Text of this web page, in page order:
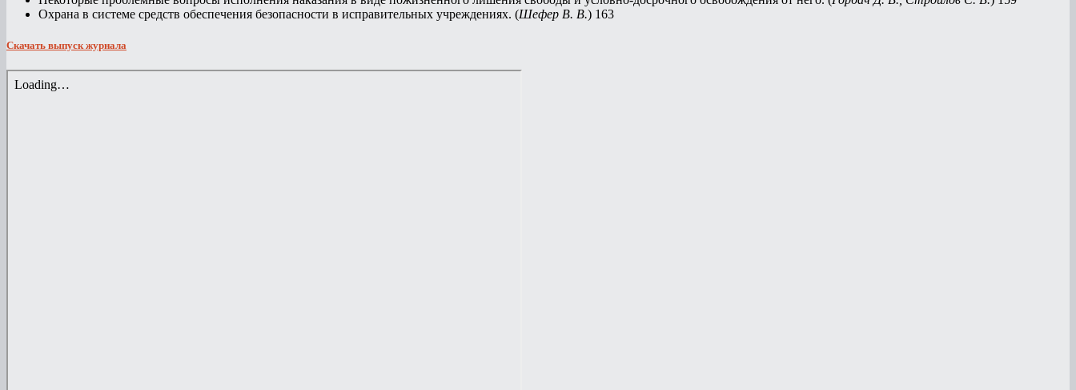
Охрана в системе средств обеспечения безопасности в исправительных учреждениях. (Шефер В. В.) 163
Скачать выпуск журнала